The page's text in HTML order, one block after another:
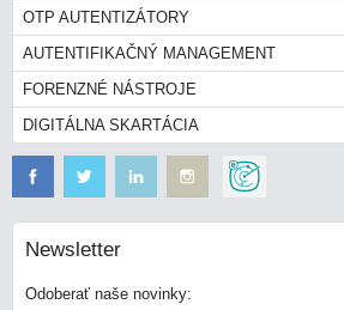
OTP AUTENTIZÁTORY
AUTENTIFIKAČNÝ MANAGEMENT
FORENZNÉ NÁSTROJE
DIGITÁLNA SKARTÁCIA
Newsletter
Odoberať naše novinky: